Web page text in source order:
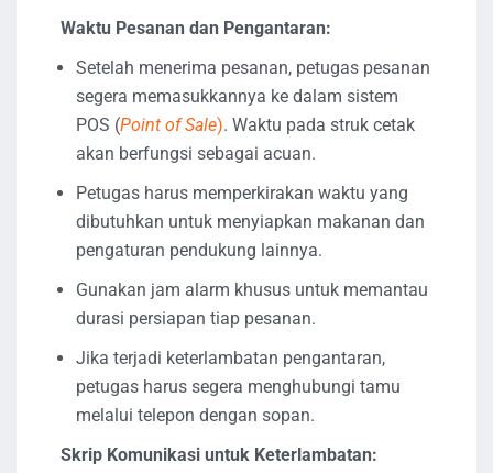
Waktu Pesanan dan Pengantaran:
Setelah menerima pesanan, petugas pesanan
segera memasukkannya ke dalam sistem
POS (Point of Sale). Waktu pada struk cetak
akan berfungsi sebagai acuan.
Petugas harus memperkirakan waktu yang
dibutuhkan untuk menyiapkan makanan dan
pengaturan pendukung lainnya.
Gunakan jam alarm khusus untuk memantau
durasi persiapan tiap pesanan.
Jika terjadi keterlambatan pengantaran,
petugas harus segera menghubungi tamu
melalui telepon dengan sopan.
Skrip Komunikasi untuk Keterlambatan: